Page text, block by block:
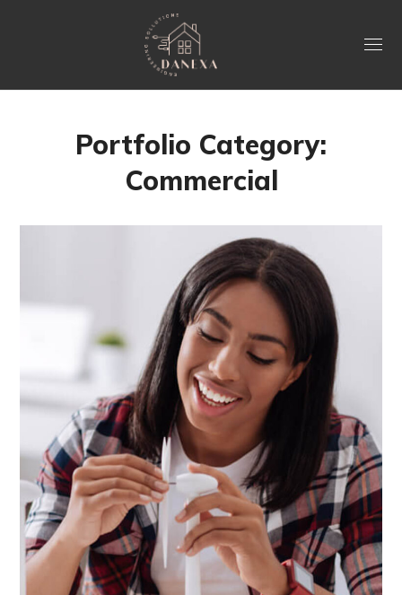
Portfolio Category:
Commercial